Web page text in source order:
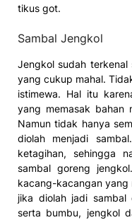
tikus got.
Sambal Jengkol
Jengkol sudah terkenal
yang cukup mahal.
istimewa. Hal itu
yang memasak bahan
Namun tidak hanya
diolah menjadi
ketagihan, sehingga
sambal goreng
kacang-kacangan
jika diolah jadi sambal
serta bumbu, jengkol